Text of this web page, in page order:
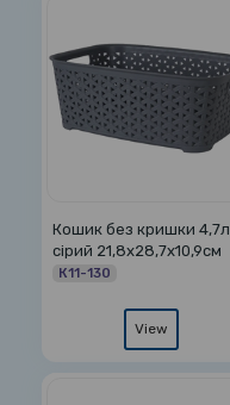
Кошик без кришки 4,7л
сірий 21,8х28,7х10,9см
К11-130
View